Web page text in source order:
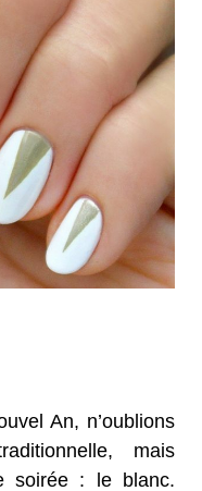
An, n’oublions
mais
soirée : le blanc.